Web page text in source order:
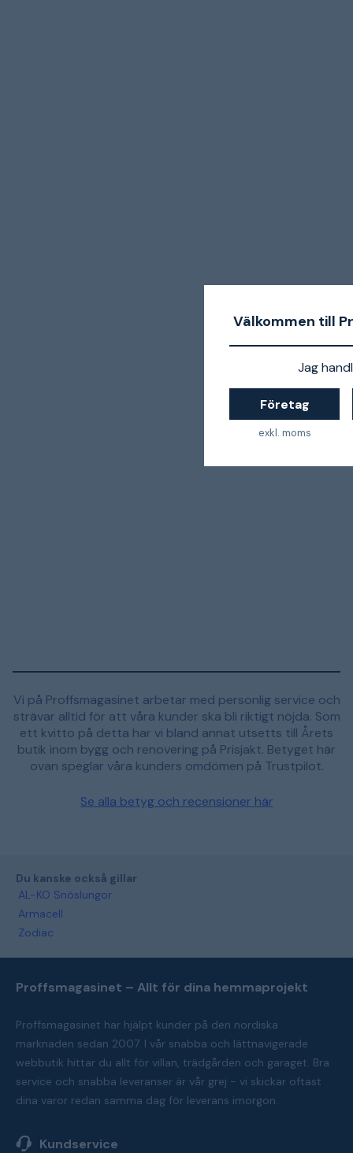
Välkommen till
Jag
Företag
exkl. moms
Vi på Proffsmagasinet arbetar med personlig service och
strävar alltid för att våra kunder ska bli riktigt nöjda. Som
ett kvitto på detta har vi bland annat utsetts till Årets
butik inom bygg och renovering på Prisjakt. Betyget här
ovan speglar våra kunders omdömen på Trustpilot.
Se alla betyg och recensioner här
Du kanske också gillar
AL-KO Snöslungor
Armacell
Zodiac
Proffsmagasinet – Allt för dina hemmaprojekt
Proffsmagasinet har hjälpt kunder på den nordiska
marknaden sedan 2007. I vår snabba och lättnavigerade
webbutik hittar du allt för villan, trädgården och garaget. Bra
service och snabba leveranser är vår grej - vi skickar oftast
dina varor redan samma dag för leverans imorgon.
Kundservice